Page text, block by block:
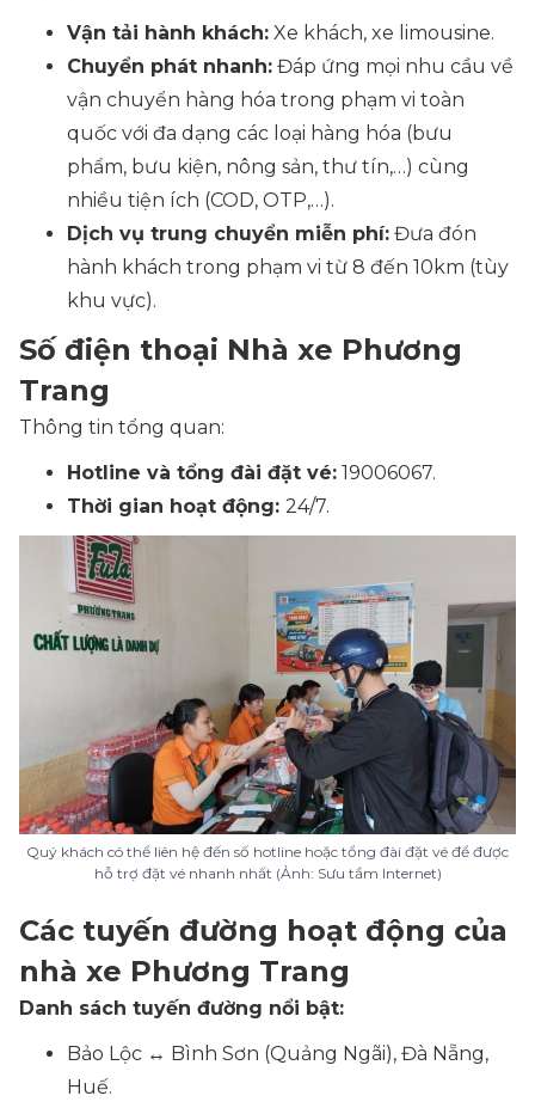
Vận tải hành khách: Xe khách, xe limousine.
Chuyển phát nhanh: Đáp ứng mọi nhu cầu về
vận chuyển hàng hóa trong phạm vi toàn
quốc với đa dạng các loại hàng hóa (bưu
phẩm, bưu kiện, nông sản, thư tín,…) cùng
nhiều tiện ích (COD, OTP,…).
Dịch vụ trung chuyển miễn phí: Đưa đón
hành khách trong phạm vi từ 8 đến 10km (tùy
khu vực).
Số điện thoại Nhà xe Phương
Trang
Thông tin tổng quan:
Hotline và tổng đài đặt vé: 19006067.
Thời gian hoạt động: 24/7.
Quý khách có thể liên hệ đến số hotline hoặc tổng đài đặt vé để được
hỗ trợ đặt vé nhanh nhất (Ảnh: Sưu tầm Internet)
Các tuyến đường hoạt động của
nhà xe Phương Trang
Danh sách tuyến đường nổi bật:
Bảo Lộc ↔ Bình Sơn (Quảng Ngãi), Đà Nẵng,
Huế.